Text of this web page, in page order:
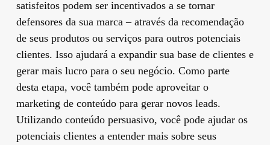
satisfeitos podem ser incentivados a se tornar
defensores da sua marca – através da recomendação
de seus produtos ou serviços para outros potenciais
clientes. Isso ajudará a expandir sua base de clientes e
gerar mais lucro para o seu negócio. Como parte
desta etapa, você também pode aproveitar o
marketing de conteúdo para gerar novos leads.
Utilizando conteúdo persuasivo, você pode ajudar os
potenciais clientes a entender mais sobre seus